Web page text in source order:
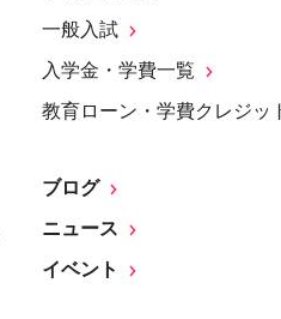
一般入試
入学金・学費一覧
教育ローン・学費クレジッ
ブログ
ニュース
イベント